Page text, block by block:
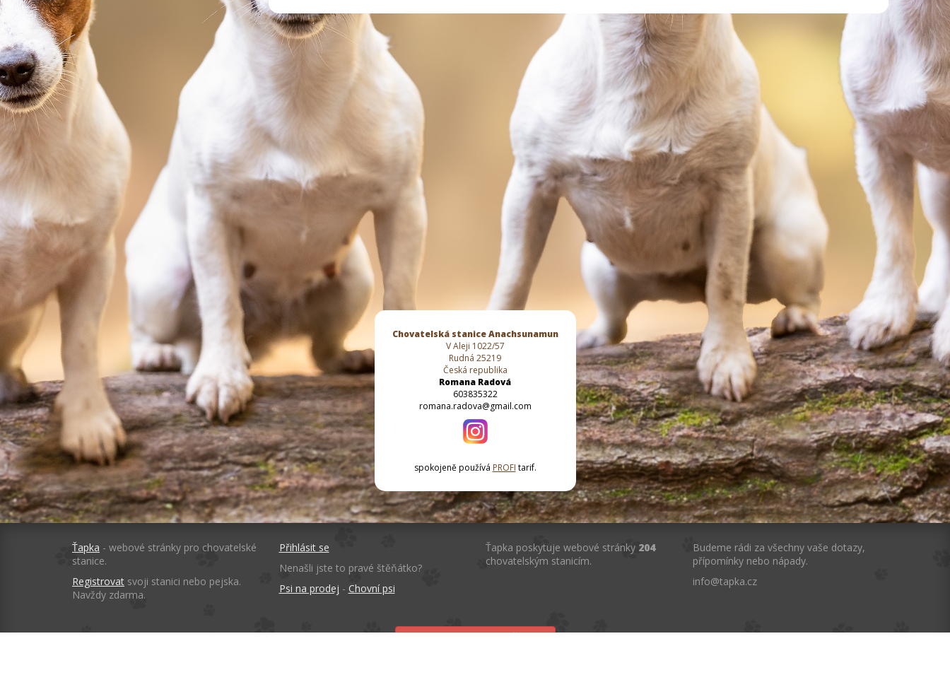
Chovatelská stanice Anachsunamun
V Aleji 1022/57
Rudná 25219
Česká republika
Romana Radová
603835322
romana.radova@gmail.com
spokojeně používá PROFI tarif.
Ťapka - webové stránky pro chovatelské
stanice.
Registrovat svoji stanici nebo pejska.
Navždy zdarma.
Přihlásit se
Nenašli jste to pravé štěňátko?
Psi na prodej - Chovní psi
Ťapka poskytuje webové stránky 204
chovatelským stanicím.
Budeme rádi za všechny vaše dotazy,
přípomínky nebo nápady.
info@tapka.cz